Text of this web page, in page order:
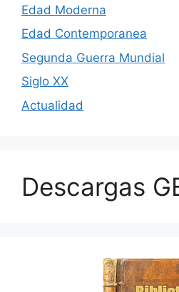
Edad Moderna
Edad Contemporanea
Segunda Guerra Mundial
Siglo XX
Actualidad
Descargas